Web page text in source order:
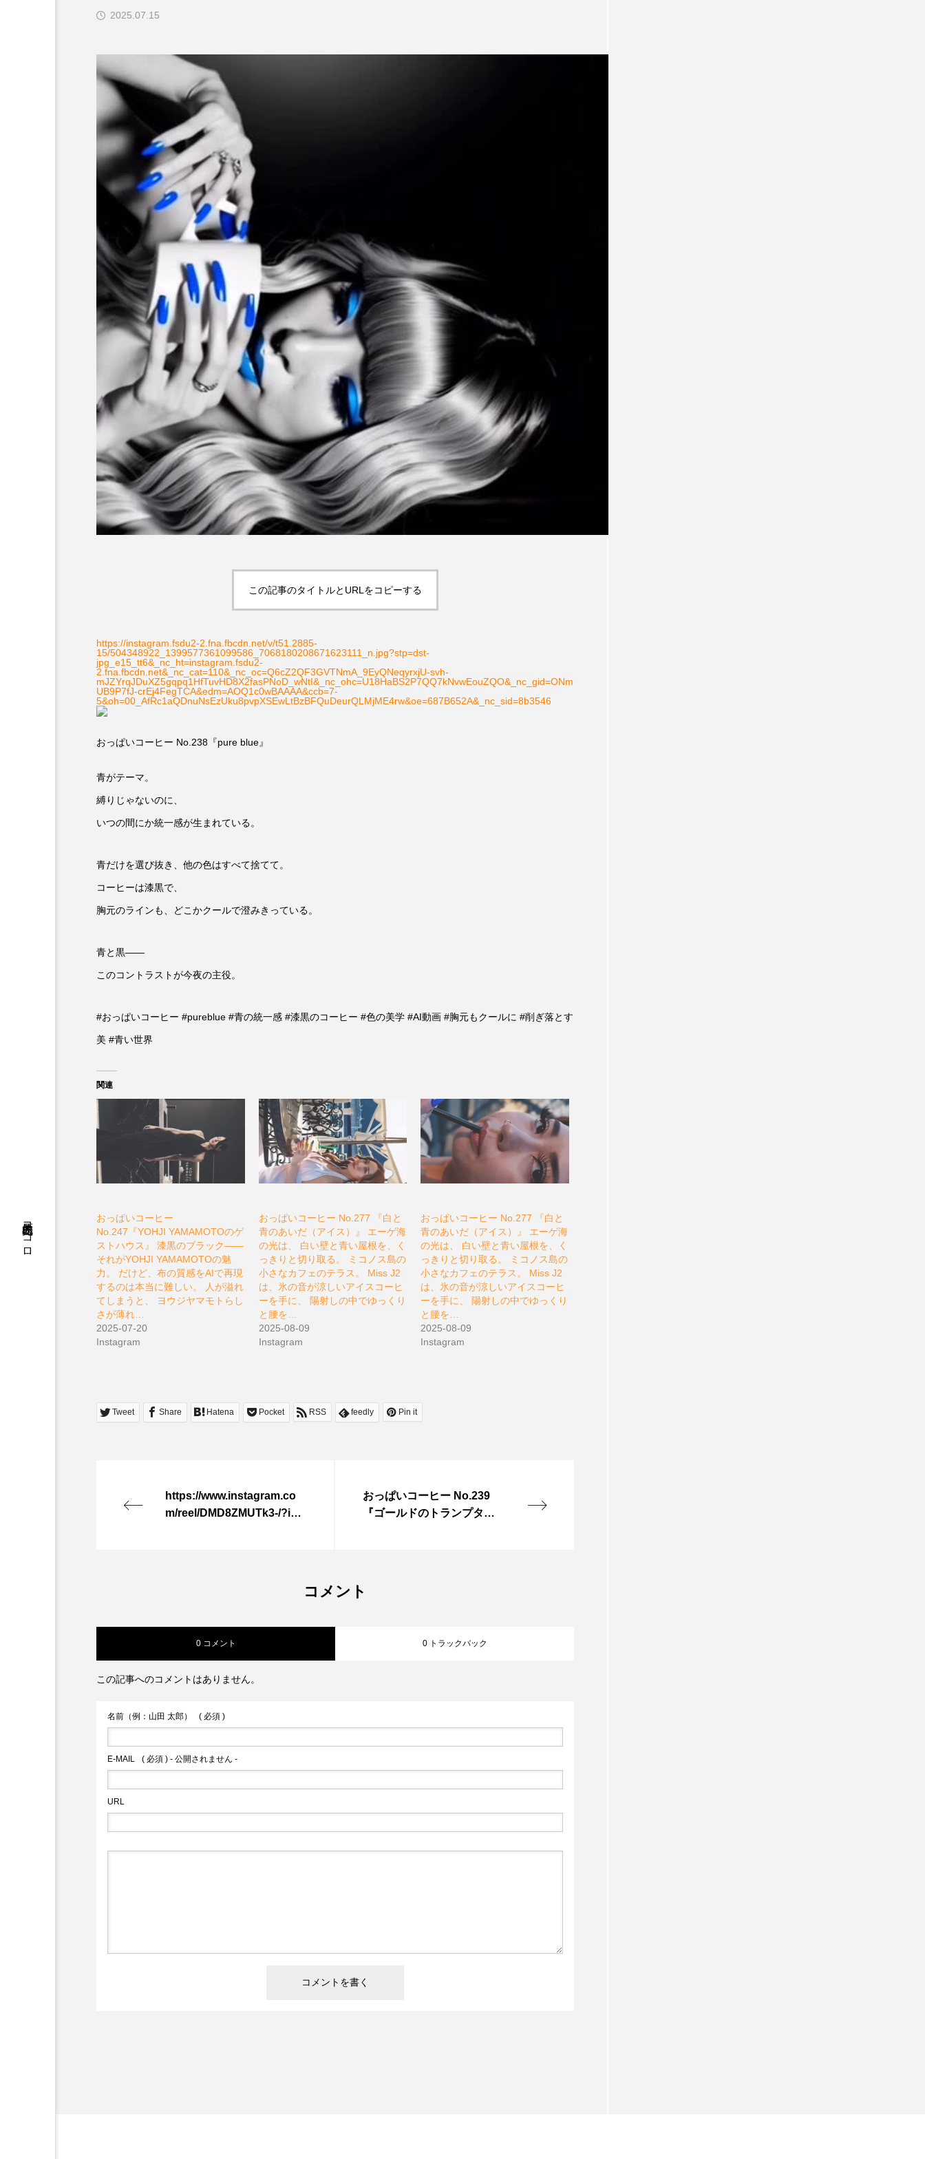
松原充久的ココロ
2025.07.15
この記事のタイトルとURLをコピーする
https://instagram.fsdu2-2.fna.fbcdn.net/v/t51.2885-
15/504348922_1399577361099586_7068180208671623111_n.jpg?stp=dst-
jpg_e15_tt6&_nc_ht=instagram.fsdu2-
2.fna.fbcdn.net&_nc_cat=110&_nc_oc=Q6cZ2QF3GVTNmA_9EyQNeqyrxjU-svh-
mJZYrqJDuXZ5gqpq1HfTuvHD8X2fasPNoD_wNtI&_nc_ohc=U18HaBS2P7QQ7kNvwEouZQO&_nc_gid=ONm
UB9P7fJ-crEj4FegTCA&edm=AOQ1c0wBAAAA&ccb=7-
5&oh=00_AfRc1aQDnuNsEzUku8pvpXSEwLtBzBFQuDeurQLMjME4rw&oe=687B652A&_nc_sid=8b3546
おっぱいコーヒー No.238『pure blue』
青がテーマ。
縛りじゃないのに、
いつの間にか統一感が生まれている。
青だけを選び抜き、他の色はすべて捨てて。
コーヒーは漆黒で、
胸元のラインも、どこかクールで澄みきっている。
青と黒――
このコントラストが今夜の主役。
#おっぱいコーヒー #pureblue #青の統一感 #漆黒のコーヒー #色の美学 #AI動画 #胸元もクールに #削ぎ落とす
美 #青い世界
関連
おっぱいコーヒー
No.247『YOHJI YAMAMOTOのゲ
ストハウス』 漆黒のブラック――
それがYOHJI YAMAMOTOの魅
力。 だけど、布の質感をAIで再現
するのは本当に難しい。 人が溢れ
てしまうと、 ヨウジヤマモトらし
さが薄れ…
2025-07-20
Instagram
おっぱいコーヒー No.277 『白と
青のあいだ（アイス）』 エーゲ海
の光は、 白い壁と青い屋根を、く
っきりと切り取る。 ミコノス島の
小さなカフェのテラス。 Miss J2
は、氷の音が涼しいアイスコーヒ
ーを手に、 陽射しの中でゆっくり
と腰を…
2025-08-09
Instagram
おっぱいコーヒー No.277 『白と
青のあいだ（アイス）』 エーゲ海
の光は、 白い壁と青い屋根を、く
っきりと切り取る。 ミコノス島の
小さなカフェのテラス。 Miss J2
は、氷の音が涼しいアイスコーヒ
ーを手に、 陽射しの中でゆっくり
と腰を…
2025-08-09
Instagram
Tweet Share Hatena Pocket RSS feedly Pin it
https://www.instagram.co
m/reel/DMD8ZMUTk3-/?igs
おっぱいコーヒー No.239
『ゴールドのトランプタワ
コメント
0 コメント 0 トラックバック
この記事へのコメントはありません。
名前（例：山田 太郎） ( 必須 )
E-MAIL ( 必須 ) - 公開されません -
URL